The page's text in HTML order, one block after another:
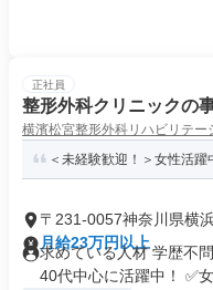
正社員
整形外科クリニックの
横濱松宮整形外科リハビリテー
＜未経験歓迎！＞女性活躍
〒231-0057神奈川県横
月給23万円以上
求めている人材 学歴不
40代中心に活躍中！ ✅女